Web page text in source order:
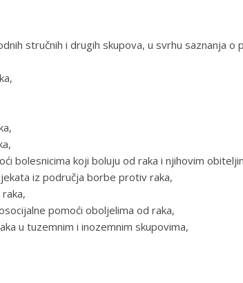
stručnih i drugih skupova, u svrhu saznanja o
bolesnicima koji boluju od raka i njihovim
iz područja borbe protiv raka,
pomoći oboljelima od raka,
u tuzemnim i inozemnim skupovima,